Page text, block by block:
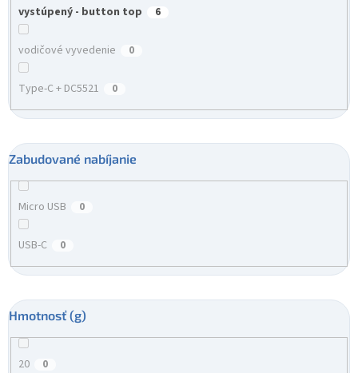
vystúpený - button top 6
vodičové vyvedenie 0
Type-C + DC5521 0
Zabudované nabíjanie
Micro USB 0
USB-C 0
Hmotnosť (g)
20 0